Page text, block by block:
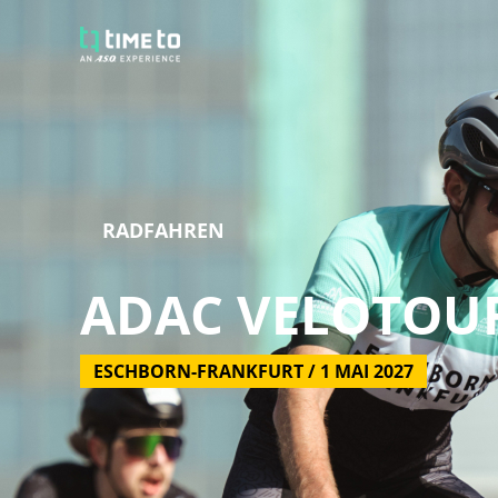
RADFAHREN
ADAC
ESCHBORN-FRANKFURT / 1 MAI 2027